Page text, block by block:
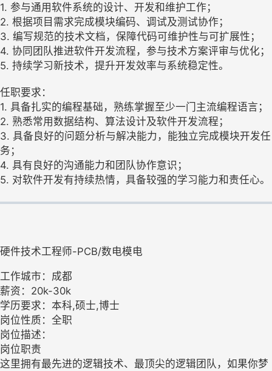
1. 参与通用软件系统的设计、开发和维护工作；
2. 根据项目需求完成模块编码、调试及测试协作；
3. 编写规范的技术文档，保障代码可维护性与可扩展性；
4. 协同团队推进软件开发流程，参与技术方案评审与优化；
5. 持续学习新技术，提升开发效率与系统稳定性。
任职要求：
1. 具备扎实的编程基础，熟练掌握至少一门主流编程语言；
2. 熟悉常用数据结构、算法设计及软件开发流程；
3. 具备良好的问题分析与解决能力，能独立完成模块开发任
务；
4. 具有良好的沟通能力和团队协作意识；
5. 对软件开发有持续热情，具备较强的学习能力和责任心。
硬件技术工程师-PCB/数电模电
工作城市：成都
薪资：20k-30k
学历要求：本科,硕士,博士
岗位性质：全职
岗位描述：
岗位职责
这里拥有最先进的逻辑技术、最顶尖的逻辑团队，如果你梦